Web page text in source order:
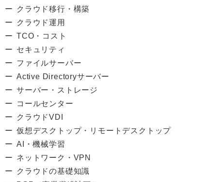
クラウド移行・構築
クラウド運用
TCO・コスト
セキュリティ
ファイルサーバー
Active Directoryサーバー
サーバー・ストレージ
コールセンター
クラウドVDI
仮想デスクトップ・リモートデスクトップ
AI・機械学習
ネットワーク・VPN
クラウドの基礎知識